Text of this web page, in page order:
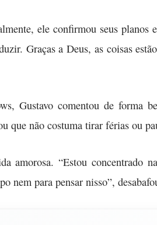
ele confirmou seus planos
Graças a Deus, as coisas
Gustavo comentou de forma
que não costuma tirar férias ou
amorosa. “Estou concentrado
nem para pensar nisso”,